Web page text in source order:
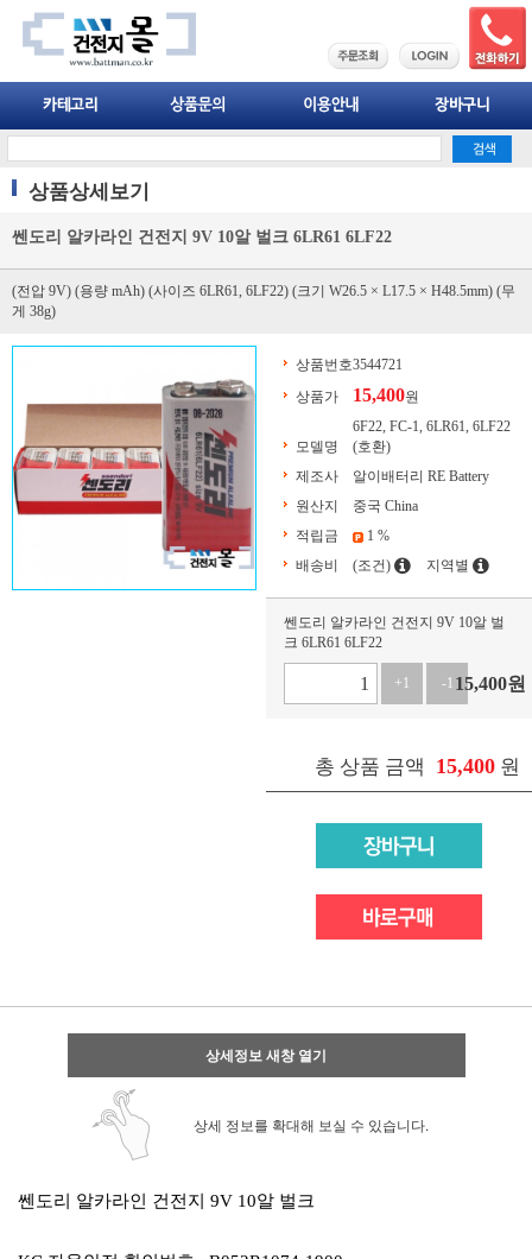
상품상세보기
쎈도리 알카라인 건전지 9V 10알 벌크 6LR61 6LF22
(전압 9V) (용량 mAh) (사이즈 6LR61, 6LF22) (크기 W26.5 × L17.5 × H48.5mm) (무
게 38g)
상품번호3544721
상품가
15,400원
모델명
6F22, FC-1, 6LR61, 6LF22
(호환)
제조사
알이배터리 RE Battery
원산지
중국 China
적립금
1 %
배송비
(조건) 지역별
쎈도리 알카라인 건전지 9V 10알 벌
크 6LR61 6LF22
+1 -1 15,400원
총 상품 금액 15,400 원
상세정보 새창 열기
상세 정보를 확대해 보실 수 있습니다.
쎈도리 알카라인 건전지 9V 10알 벌크